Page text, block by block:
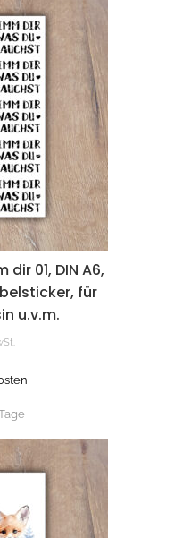
01, DIN A6,
für
u.v.m.